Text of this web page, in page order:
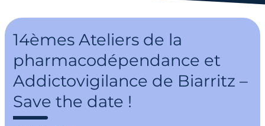
14èmes Ateliers de la
pharmacodépendance et
Addictovigilance de Biarritz –
Save the date !
14èmes
de
la
pharmacodépendance
et
Addictovigilance
de
Biarritz
–
Save